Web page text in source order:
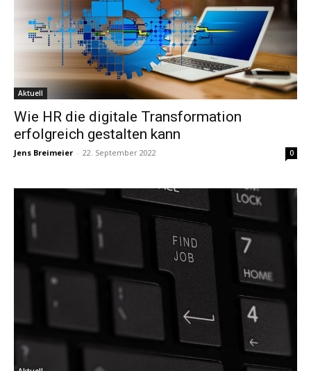
Aktuell
Wie HR die digitale Transformation
erfolgreich gestalten kann
Jens Breimeier - 22. September 2022 0